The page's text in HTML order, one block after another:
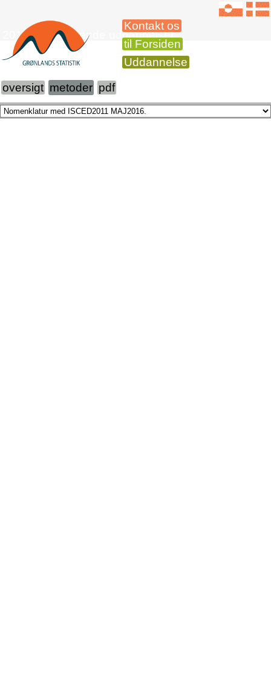
Kontakt os
til Forsiden
Uddannelse
2015 Videregående uddannelser
oversigt metoder pdf